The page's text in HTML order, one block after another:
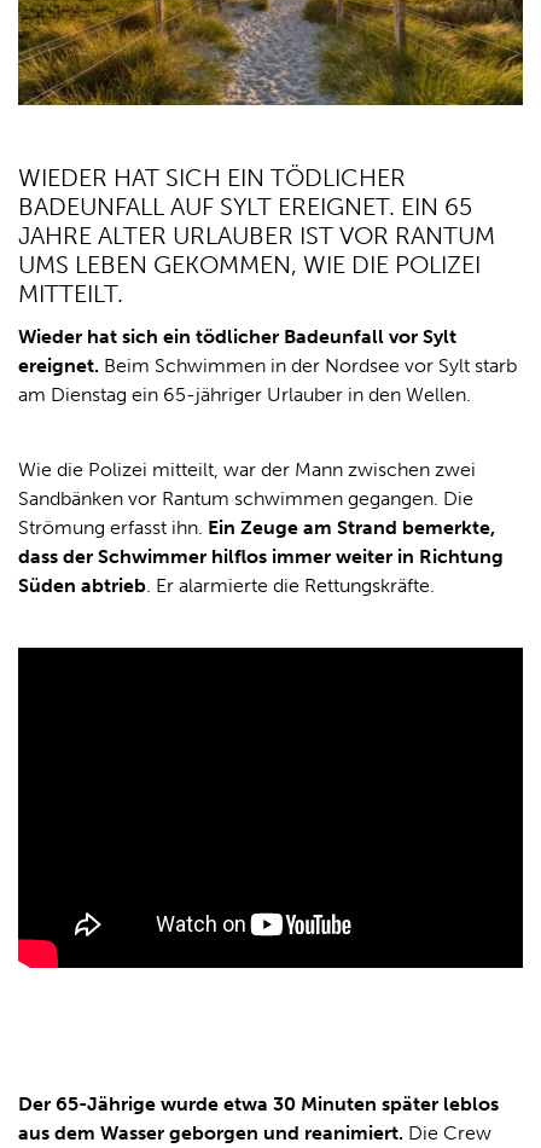
WIEDER HAT SICH EIN TÖDLICHER
BADEUNFALL AUF SYLT EREIGNET. EIN 65
JAHRE ALTER URLAUBER IST VOR RANTUM
UMS LEBEN GEKOMMEN, WIE DIE POLIZEI
MITTEILT.
Wieder hat sich ein tödlicher Badeunfall vor Sylt
ereignet. Beim Schwimmen in der Nordsee vor Sylt starb
am Dienstag ein 65-jähriger Urlauber in den Wellen.
Wie die Polizei mitteilt, war der Mann zwischen zwei
Sandbänken vor Rantum schwimmen gegangen. Die
Strömung erfasst ihn. Ein Zeuge am Strand bemerkte,
dass der Schwimmer hilflos immer weiter in Richtung
Süden abtrieb. Er alarmierte die Rettungskräfte.
Der 65-Jährige wurde etwa 30 Minuten später leblos
aus dem Wasser geborgen und reanimiert. Die Crew